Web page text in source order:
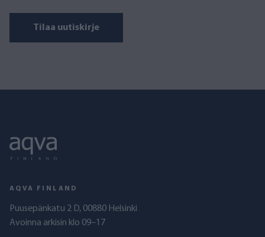
Tilaa uutiskirje
AQVA FINLAND
Puusepänkatu 2 D, 00880 Helsinki
Avoinna arkisin klo 09–17